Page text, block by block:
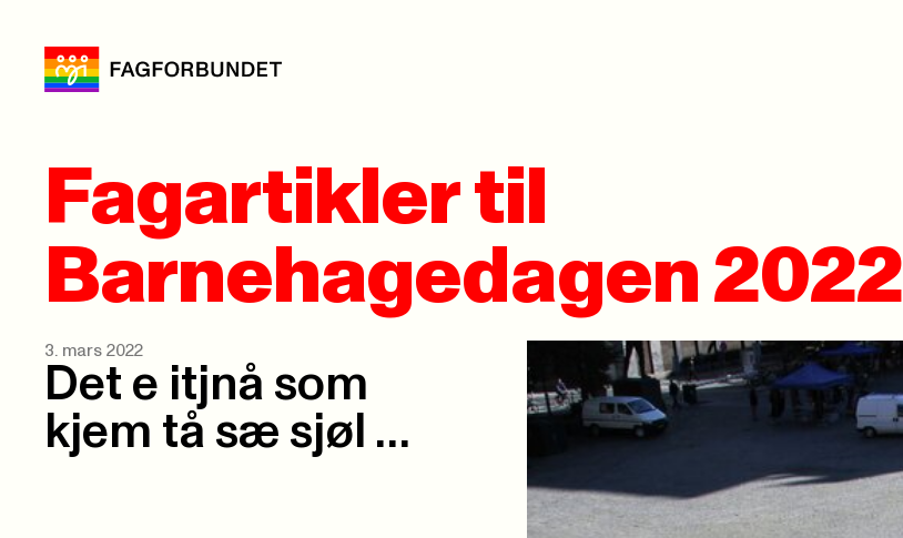
Fagartikler til
Barnehagedagen 2022
3. mars 2022
Det e itjnå som
kjem tå sæ sjøl …